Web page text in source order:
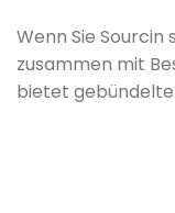
Wenn Sie Sourcin
zusammen mit
bietet